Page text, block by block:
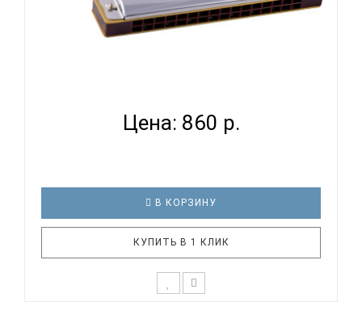
Цена: 860 р.
В КОРЗИНУ
КУПИТЬ В 1 КЛИК